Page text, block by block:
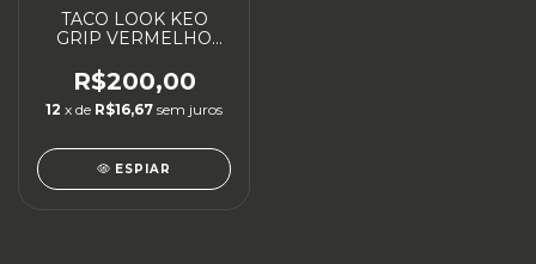
TACO LOOK KEO
GRIP VERMELHO
SPEED
R$200,00
12 x de R$16,67 sem juros
ESPIAR